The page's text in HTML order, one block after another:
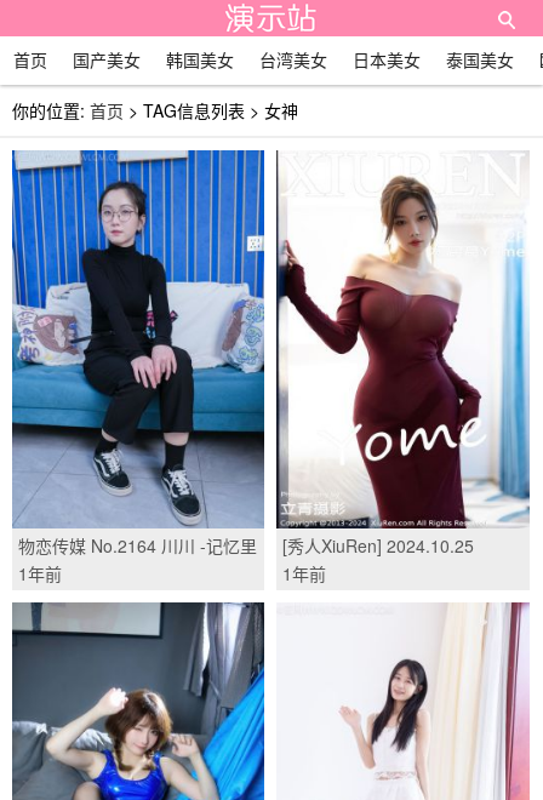
首页 国产美女 韩国美女 台湾美女 日本美女 泰国美女
你的位置: 首页 > TAG信息列表 > 女神
物恋传媒 No.2164 川川 -记忆里
的她/(151P)
1年前
[秀人XiuRen] 2024.10.25
No.9348 杨晨晨Yome/(82P)
1年前